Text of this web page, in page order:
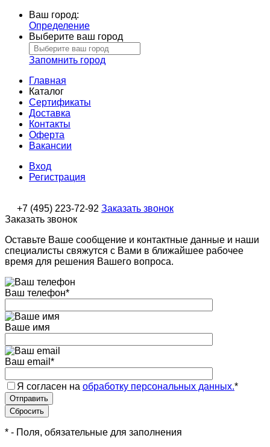
Ваш город:
Определение
Выберите ваш город
Запомнить город
Главная
Каталог
Сертификаты
Доставка
Контакты
Оферта
Вакансии
Вход
Регистрация
+7 (495) 223-72-92 Заказать звонок
Заказать звонок
Оставьте Ваше сообщение и контактные данные и наши
специалисты свяжутся с Вами в ближайшее рабочее
время для решения Вашего вопроса.
Ваш телефон*
Ваше имя
Ваш email *
Я согласен на обработку персональных данных.*
* - Поля, обязательные для заполнения